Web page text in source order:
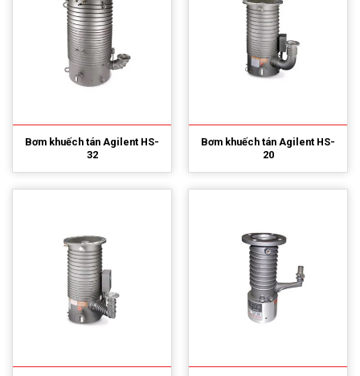
Bơm khuếch tán Agilent HS-
32
Bơm khuếch tán Agilent HS-
20